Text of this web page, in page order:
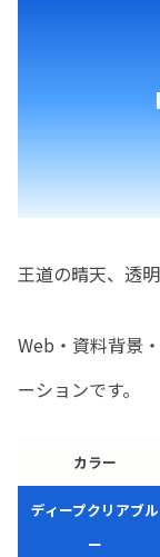
王道の晴天、透明
Web・資料背景
ーションです。
カラー
ディープクリアブル
ー